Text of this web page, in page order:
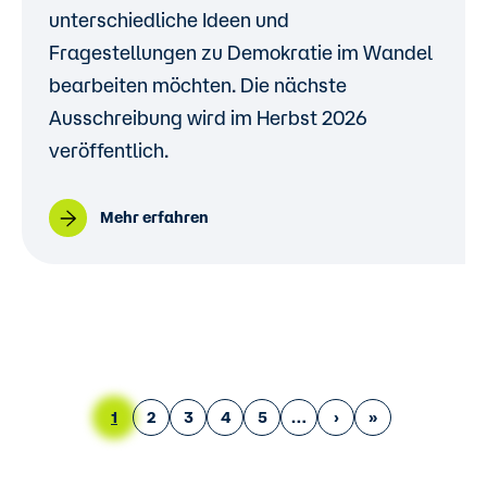
unterschiedliche Ideen und
Fragestellungen zu Demokratie im Wandel
bearbeiten möchten. Die nächste
Ausschreibung wird im Herbst 2026
veröffentlich.
Mehr erfahren
Aktuelle Seite
1 Page
2 Page
3 Page
4 Page
5 Nächste Seite
› Letzte Seite
»